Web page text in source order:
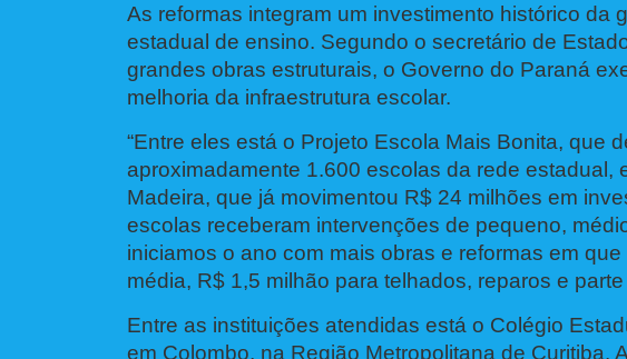
As reformas integram um investimento histórico da
estadual de ensino. Segundo o secretário de
grandes obras estruturais, o Governo do Paraná
melhoria da infraestrutura escolar.
“Entre eles está o Projeto Escola Mais Bonita, que
aproximadamente 1.600 escolas da rede estadual,
Madeira, que já movimentou R$ 24 milhões em
escolas receberam intervenções de pequeno,
iniciamos o ano com mais obras e reformas em
média, R$ 1,5 milhão para telhados, reparos e
Entre as instituições atendidas está o Colégio
em Colombo, na Região Metropolitana de Curitiba.